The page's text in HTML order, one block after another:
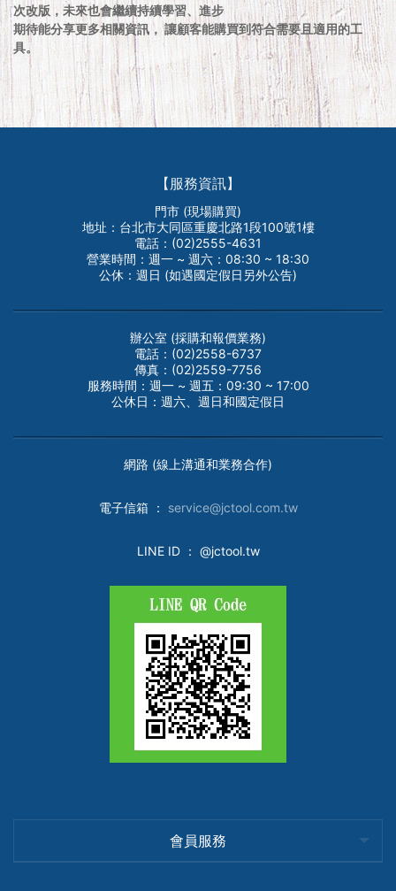
次改版，未來也會繼續持續學習、進步
期待能分享更多相關資訊， 讓顧客能購買到符合需要且適用的工
具。
【服務資訊】
門市 (現場購買)
地址：台北市大同區重慶北路1段100號1樓
電話：(02)2555-4631
營業時間：週一 ~ 週六：08:30 ~ 18:30
公休：週日 (如遇國定假日另外公告)
辦公室 (採購和報價業務)
電話：(02)2558-6737
傳真：(02)2559-7756
服務時間：週一 ~ 週五：09:30 ~ 17:00
公休日：週六、週日和國定假日
網路 (線上溝通和業務合作)
電子信箱 ： service@jctool.com.tw
LINE ID： @jctool.tw
會員服務